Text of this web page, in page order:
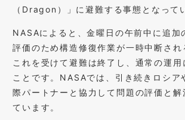
（Dragon）」に避難する事態となって
NASAによると、金曜日の午前中に追加
評価のため構造修復作業が一時中断され
これを受けて避難は終了し、通常の運用
ことです。NASAでは、引き続きロシア
際パートナーと協力して問題の評価と解
ています。